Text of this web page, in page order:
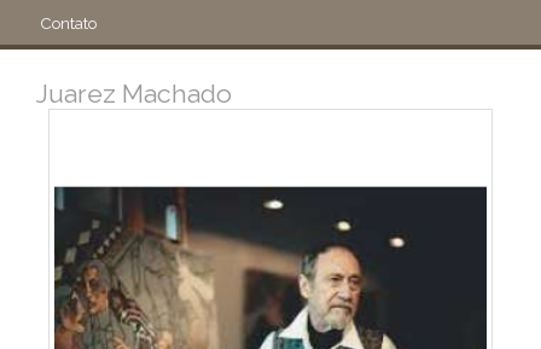
Contato
Juarez Machado